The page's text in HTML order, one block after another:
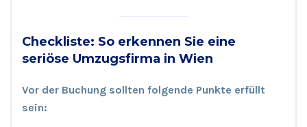
Checkliste: So erkennen Sie eine
seriöse Umzugsfirma in Wien
Vor der Buchung sollten folgende Punkte erfüllt
sein: